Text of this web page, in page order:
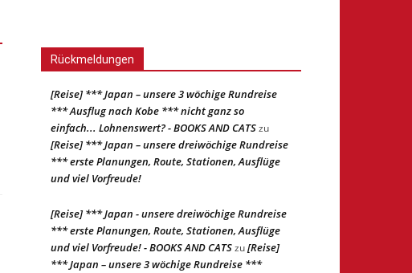
Rückmeldungen
[Reise] *** Japan – unsere 3 wöchige Rundreise
*** Ausflug nach Kobe *** nicht ganz so
einfach... Lohnenswert? - BOOKS AND CATSzu
[Reise] *** Japan – unsere dreiwöchige Rundreise
*** erste Planungen, Route, Stationen, Ausflüge
und viel Vorfreude!
[Reise] *** Japan - unsere dreiwöchige Rundreise
*** erste Planungen, Route, Stationen, Ausflüge
und viel Vorfreude! - BOOKS AND CATSzu[Reise]
*** Japan – unsere 3 wöchige Rundreise ***